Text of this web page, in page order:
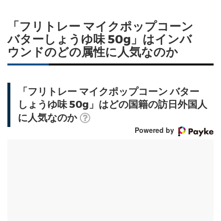
「フリトレー マイクポップコーン
バターしょうゆ味 50g」はインバ
ウンドのどの属性に人気なのか
「フリトレー マイクポップコーン バター
しょうゆ味 50g」はどの国籍の訪日外国人
に人気なのか
Powered by